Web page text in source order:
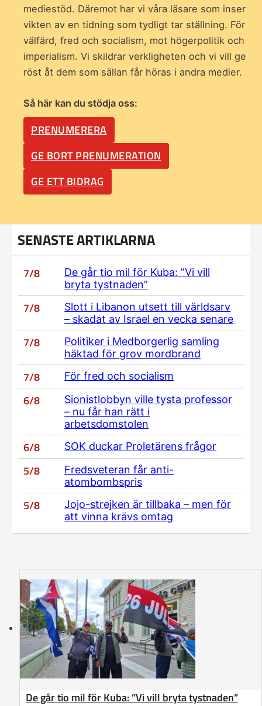
mediestöd. Däremot har vi våra läsare som inser
vikten av en tidning som tydligt tar ställning. För
välfärd, fred och socialism, mot högerpolitik och
imperialism. Vi skildrar verkligheten och vi vill ge
röst åt dem som sällan får höras i andra medier.
Så här kan du stödja oss:
PRENUMERERA
GE BORT PRENUMERATION
GE ETT BIDRAG
SENASTE ARTIKLARNA
7/8
De går tio mil för Kuba: ”Vi vill
bryta tystnaden”
7/8
Slott i Libanon utsett till världsarv
– skadat av Israel en vecka senare
7/8
Politiker i Medborgerlig samling
häktad för grov mordbrand
7/8 För fred och socialism
6/8
Sionistlobbyn ville tysta professor
– nu får han rätt i
arbetsdomstolen
6/8 SOK duckar Proletärens frågor
5/8
Fredsveteran får anti-
atombombspris
5/8
Jojo-strejken är tillbaka – men för
att vinna krävs omtag
De går tio mil för Kuba: ”Vi vill bryta tystnaden”